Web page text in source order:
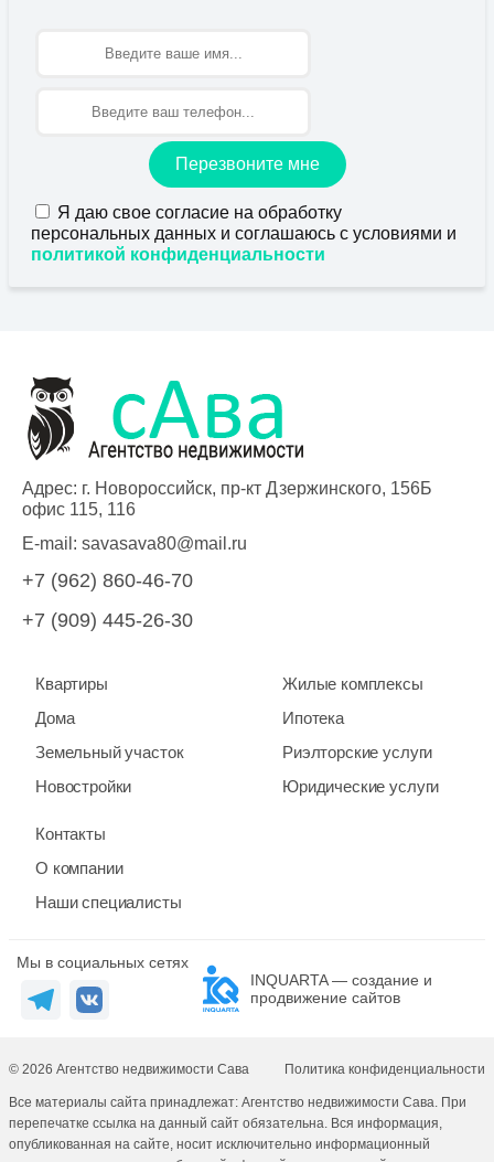
Перезвоните мне
Я даю свое согласие на обработку
персональных данных и соглашаюсь с условиями и
политикой конфиденциальности
Адрес: г. Новороссийск, пр-кт Дзержинского, 156Б
офис 115, 116
E-mail: savasava80@mail.ru
+7 (962) 860-46-70
+7 (909) 445-26-30
Квартиры
Дома
Земельный участок
Новостройки
Жилые комплексы
Ипотека
Риэлторские услуги
Юридические услуги
Контакты
О компании
Наши специалисты
Мы в социальных сетях
INQUARTA — создание и
продвижение сайтов
© 2026 Агентство недвижимости Сава Политика конфиденциальности
Все материалы сайта принадлежат: Агентство недвижимости Сава. При
перепечатке ссылка на данный сайт обязательна. Вся информация,
опубликованная на сайте, носит исключительно информационный